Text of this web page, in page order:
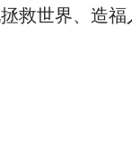
救世界、造